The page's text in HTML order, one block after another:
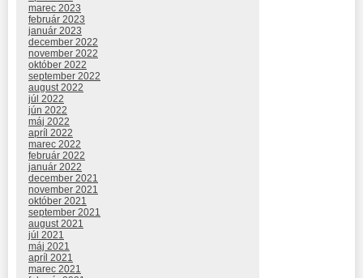
marec 2023
február 2023
január 2023
december 2022
november 2022
október 2022
september 2022
august 2022
júl 2022
jún 2022
máj 2022
apríl 2022
marec 2022
február 2022
január 2022
december 2021
november 2021
október 2021
september 2021
august 2021
júl 2021
máj 2021
apríl 2021
marec 2021